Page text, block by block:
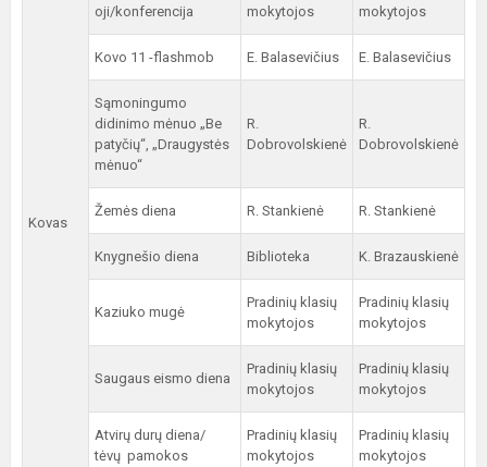
Kovas
oji/konferencija
mokytojos
mokytojos
Kovo 11 -flashmob E. Balasevičius E. Balasevičius
Sąmoningumo
didinimo mėnuo „Be
patyčių“, „Draugystės
mėnuo“
R.
Dobrovolskienė
R.
Dobrovolskienė
Žemės diena R. Stankienė R. Stankienė
Knygnešio diena Biblioteka K. Brazauskienė
Kaziuko mugė
Pradinių klasių
mokytojos
Pradinių klasių
mokytojos
Saugaus eismo diena
Pradinių klasių
mokytojos
Pradinių klasių
mokytojos
Atvirų durų diena/
tėvų pamokos
Pradinių klasių
mokytojos
Pradinių klasių
mokytojos